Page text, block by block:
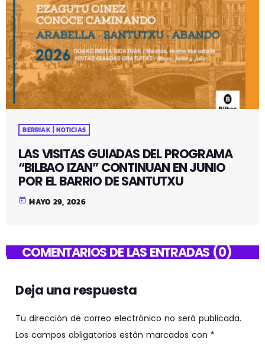
BERRIAK | NOTICIAS
LAS VISITAS GUIADAS DEL PROGRAMA
“BILBAO IZAN” CONTINUAN EN JUNIO
POR EL BARRIO DE SANTUTXU
today MAYO 29, 2026
COMENTARIOS DE LAS ENTRADAS (0)
Deja una respuesta
Tu dirección de correo electrónico no será publicada.
Los campos obligatorios están marcados con *